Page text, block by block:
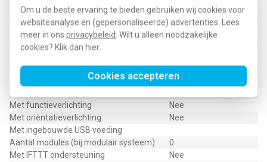
Om u de beste ervaring te bieden gebruiken wij cookies voor
websiteanalyse en (gepersonaliseerde) advertenties. Lees
meer in ons privacybeleid . Wilt u alleen noodzakelijke
cookies? Klik dan hier
Cookies accepteren
Uitvoering oppervlakte
Mat
Met glaszekering
Nee
Met doorlusvoorziening
Nee
Geschikt voor beschermingsgraad (IP)
Schakelmateriaalbreedte
71 Millimeter (mm)
Schakelmateriaalhoogte
71 Millimeter (mm)
Schakelmateriaaldiepte
Met functieverlichting
Nee
Met oriëntatieverlichting
Nee
Met ingebouwde USB voeding
Aantal modules (bij modulair systeem)
0
Met IFTTT ondersteuning
Nee